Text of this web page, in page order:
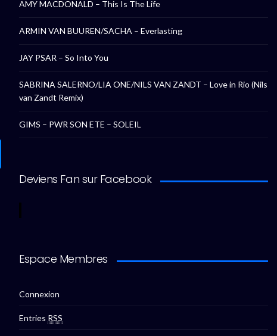
AMY MACDONALD – This Is The Life
ARMIN VAN BUUREN/SACHA – Everlasting
JAY PSAR – So Into You
SABRINA SALERNO/LIA ONE/NILS VAN ZANDT – Love in Rio (Nils
van Zandt Remix)
GIMS – PWR SON ETE – SOLEIL
Deviens Fan sur Facebook
Espace Membres
Connexion
Entries RSS